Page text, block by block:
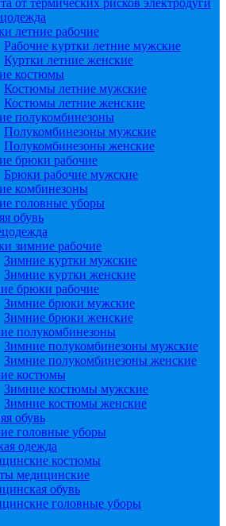
от термических рисков электродуги
летние рабочие
Рабочие куртки летние мужские
Куртки летние женские
костюмы
Костюмы летние мужские
Костюмы летние женские
полукомбинезоны
Полукомбинезоны мужские
Полукомбинезоны женские
брюки рабочие
Брюки рабочие мужские
комбинезоны
головные уборы
обувь
зимние рабочие
Зимние куртки мужские
Зимние куртки женские
брюки рабочие
Зимние брюки мужские
Зимние брюки женские
полукомбинезоны
Зимние полукомбинезоны мужские
Зимние полукомбинезоны женские
костюмы
Зимние костюмы мужские
Зимние костюмы женские
обувь
головные уборы
одежда
костюмы
медицинские
обувь
головные уборы